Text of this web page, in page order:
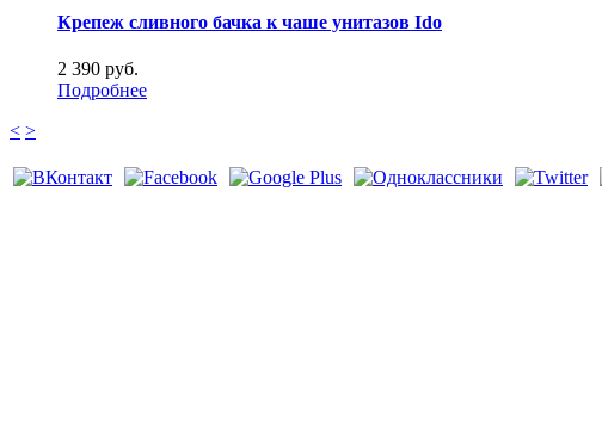
Крепеж сливного бачка к чаше унитазов Ido
2 390 руб.
Подробнее
< >